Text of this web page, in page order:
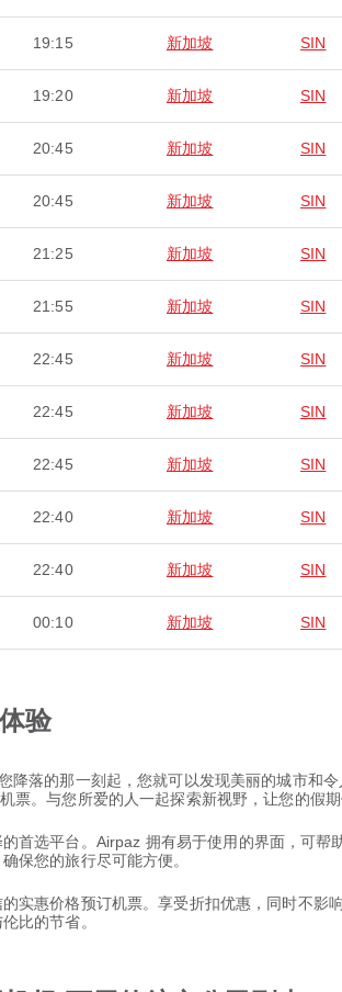
19:15 新加坡 SIN
19:20 新加坡 SIN
20:45 新加坡 SIN
20:45 新加坡 SIN
21:25 新加坡 SIN
21:55 新加坡 SIN
22:45 新加坡 SIN
22:45 新加坡 SIN
22:45 新加坡 SIN
22:40 新加坡 SIN
22:40 新加坡 SIN
00:10 新加坡 SIN
验
降落的那一刻起，您就可以发现美丽的城市和
。与您所爱的人一起探索新视野，让您的假期
首选平台。Airpaz 拥有易于使用的界面，可
保您的旅行尽可能方便。
实惠价格预订机票。享受折扣优惠，同时不
比的节省。